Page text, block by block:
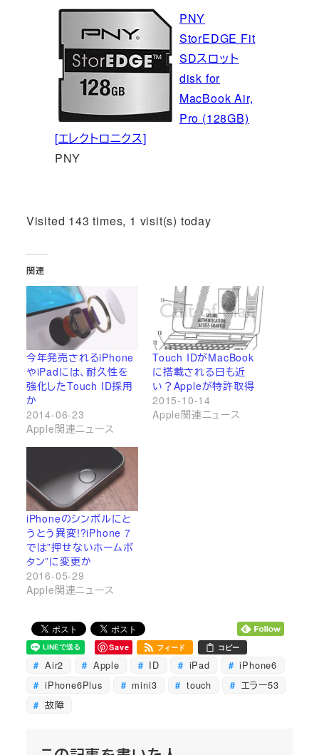
PNY
StorEDGE Fit
SDスロット
disk for
MacBook Air,
Pro (128GB)
[エレクトロニクス]
PNY
Visited 143 times, 1 visit(s) today
関連
今年発売されるiPhone
やiPadには、耐久性を
強化したTouch ID採用
か
2014-06-23
Apple関連ニュース
Touch IDがMacBook
に搭載される日も近
い？Appleが特許取得
2015-10-14
Apple関連ニュース
iPhoneのシンボルにと
うとう異変!?iPhone 7
では”押せないホームボ
タン”に変更か
2016-05-29
Apple関連ニュース
Save フィード コピー
Air2 Apple ID iPad
iPhone6
iPhone6Plus
mini3 touch
エラー53
故障